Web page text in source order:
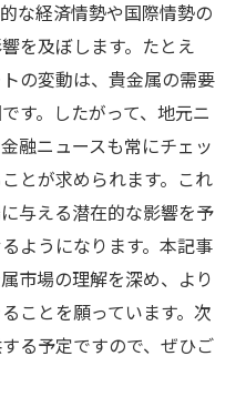
な経済情勢や国際情勢の
を及ぼします。たとえ
の変動は、貴金属の需要
す。したがって、地元ニ
融ニュースも常にチェッ
とが求められます。これ
与える潜在的な影響を予
ようになります。本記事
市場の理解を深め、より
ことを願っています。次
る予定ですので、ぜひご